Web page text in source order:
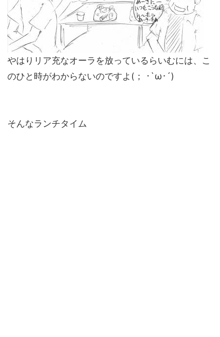
やはりリア充なオーラを放っているらいむには、こ
のひと時がわからないのですよ(； ･`ω･´)
そんなランチタイム